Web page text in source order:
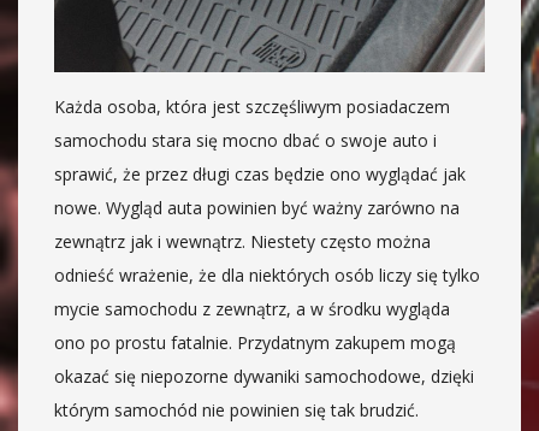
Każda osoba, która jest szczęśliwym posiadaczem
samochodu stara się mocno dbać o swoje auto i
sprawić, że przez długi czas będzie ono wyglądać jak
nowe. Wygląd auta powinien być ważny zarówno na
zewnątrz jak i wewnątrz. Niestety często można
odnieść wrażenie, że dla niektórych osób liczy się tylko
mycie samochodu z zewnątrz, a w środku wygląda
ono po prostu fatalnie. Przydatnym zakupem mogą
okazać się niepozorne dywaniki samochodowe, dzięki
którym samochód nie powinien się tak brudzić.